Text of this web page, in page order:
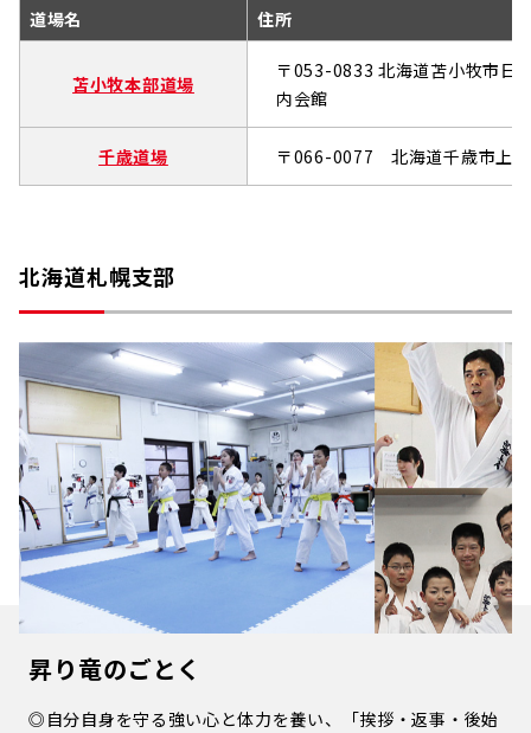
道場名 住所
苫小牧本部道場
〒053-0833 北海道苫小牧市日
内会館
千歳道場 〒066-0077 北海道千歳市上
北海道札幌支部
昇り竜のごとく
◎自分自身を守る強い心と体力を養い、「挨拶・返事・後始